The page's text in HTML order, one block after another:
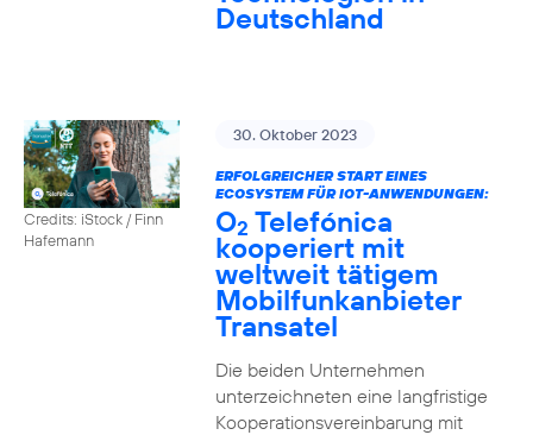
Deutschland
Credits: iStock / Finn
Hafemann
30. Oktober 2023
ERFOLGREICHER START EINES
ECOSYSTEM FÜR IOT-ANWENDUNGEN:
O2 Telefónica
kooperiert mit
weltweit tätigem
Mobilfunkanbieter
Transatel
Die beiden Unternehmen
unterzeichneten eine langfristige
Kooperationsvereinbarung mit